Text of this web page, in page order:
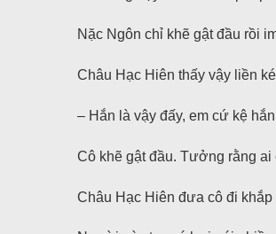
Nặc Ngôn chỉ khẽ gật đầu rồi
Châu Hạc Hiên thấy vậy liền
– Hắn là vậy đấy, em cứ kệ
Cô khẽ gật đầu. Tưởng rằng
Châu Hạc Hiên đưa cô đi